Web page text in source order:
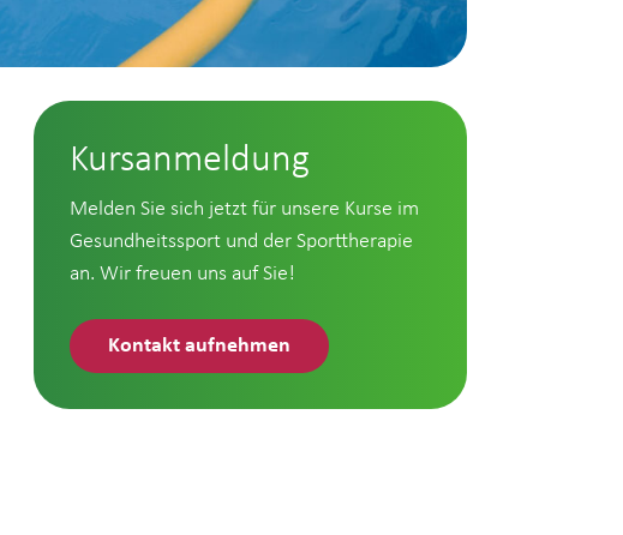
Kursanmeldung
Melden Sie sich jetzt für unsere Kurse im
Gesundheitssport und der Sporttherapie
an. Wir freuen uns auf Sie!
Kontakt aufnehmen